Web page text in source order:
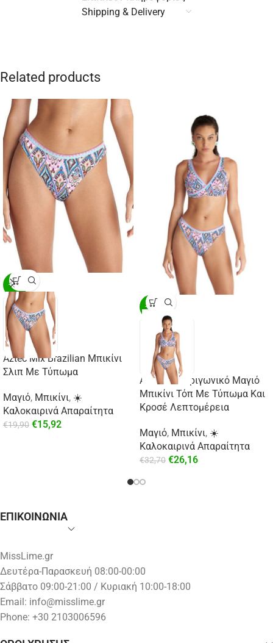
Shipping & Delivery
Related products
-20%
Aztec Mix Brazilian Μπικίνι
Σλιπ Με Τύπωμα
Μαγιό, Μπικίνι, ☀️
Καλοκαιρινά Απαραίτητα
€19,90 €15,92
-20%
Aztec Mix Τριγωνικό Μαγιό
Μπικίνι Τόπ Με Τύπωμα Και
Κροσέ Λεπτομέρεια
Μαγιό, Μπικίνι, ☀️
Καλοκαιρινά Απαραίτητα
€32,70 €26,16
ΕΠΙΚΟΙΝΩΝΙΑ
MissLime.gr
Δευτέρα-Παρασκευή 08:00-00:00
Σάββατο 09:00-21:00 / Κυριακή 10:00-18:00
Email: info@misslime.gr
Phone: +30 2103006596